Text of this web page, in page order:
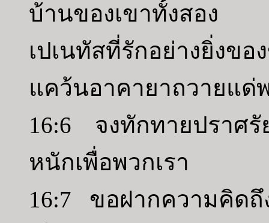
บ้านของเขาทั้งสอง
เปเนทัสที่รักอย่างยิ่ง
แคว้นอาคายาถวายแด่
16:6 จงทักทายปราศ
หนักเพื่อพวกเรา
16:7 ขอฝากความคิด